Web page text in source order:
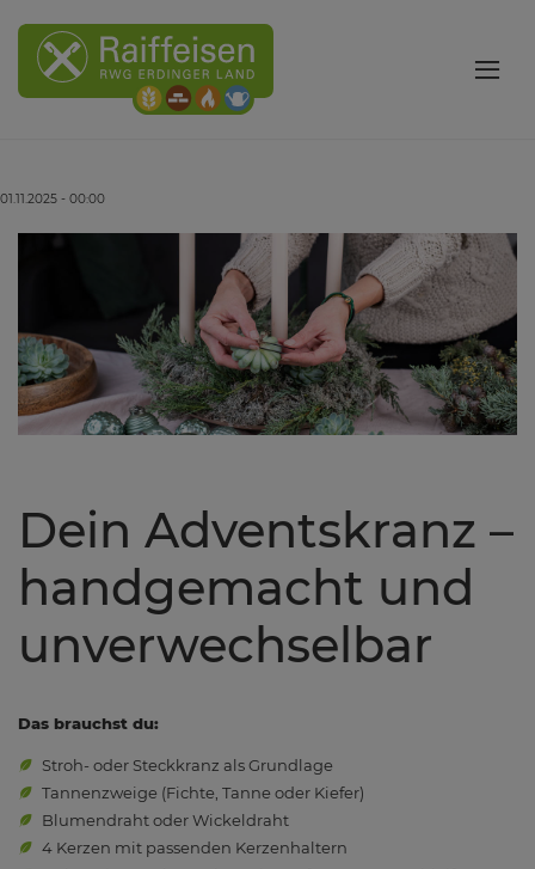
01.11.2025 - 00:00
Dein Adventskranz –
handgemacht und
unverwechselbar
Das brauchst du:
Stroh- oder Steckkranz als Grundlage
Tannenzweige (Fichte, Tanne oder Kiefer)
Blumendraht oder Wickeldraht
4 Kerzen mit passenden Kerzenhaltern